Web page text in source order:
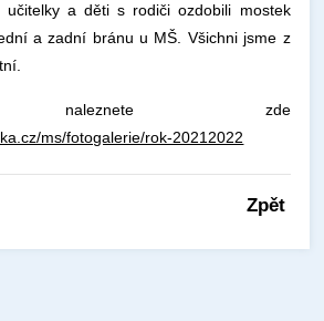
učitelky a děti s rodiči ozdobili mostek
a zadní bránu u MŠ. Všichni jsme z
naleznete zde
ms/fotogalerie/rok-20212022
Zpět